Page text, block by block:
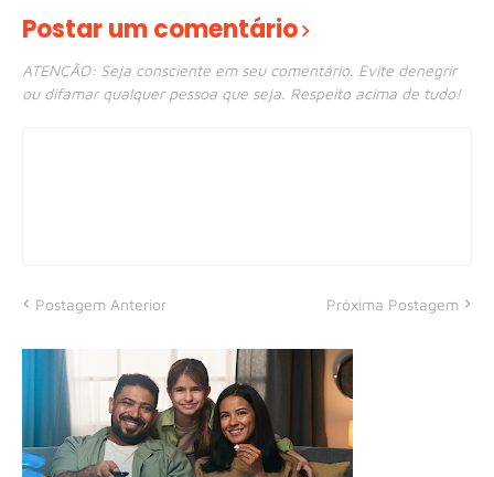
Postar um comentário
ATENÇÃO: Seja consciente em seu comentário. Evite denegrir
ou difamar qualquer pessoa que seja. Respeito acima de tudo!
Postagem Anterior Próxima Postagem